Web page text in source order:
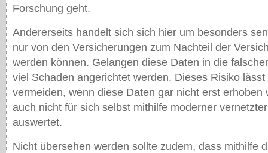
Forschung geht.
Andererseits handelt sich sich hier um besonders
nur von den Versicherungen zum Nachteil der
werden können. Gelangen diese Daten in die
viel Schaden angerichtet werden. Dieses Risiko
vermeiden, wenn diese Daten gar nicht erst erhoben
auch nicht für sich selbst mithilfe moderner
auswertet.
Nicht übersehen werden sollte zudem, dass mithilfe